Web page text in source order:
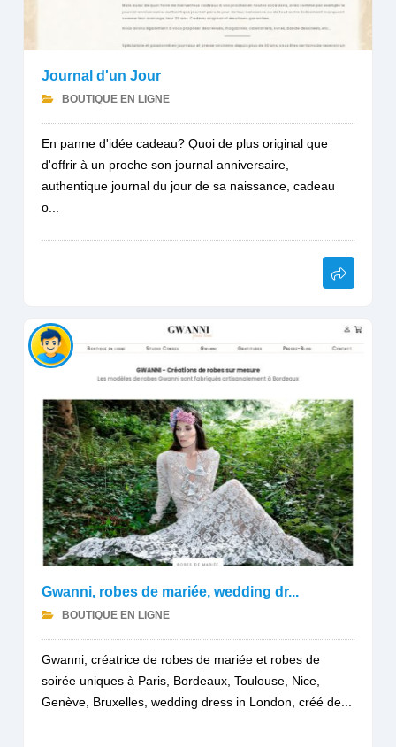
Journal d'un Jour
BOUTIQUE EN LIGNE
En panne d'idée cadeau? Quoi de plus original que
d'offrir à un proche son journal anniversaire,
authentique journal du jour de sa naissance, cadeau
o...
Gwanni, robes de mariée, wedding dr...
BOUTIQUE EN LIGNE
Gwanni, créatrice de robes de mariée et robes de
soirée uniques à Paris, Bordeaux, Toulouse, Nice,
Genève, Bruxelles, wedding dress in London, créé de...